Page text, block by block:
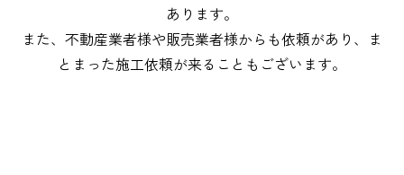
あります。
また、不動産業者様や販売業者様からも依頼があり、 ま
とまった施工依頼が来ることもございます。